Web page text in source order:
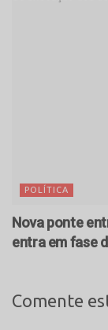
POLÍTICA
Nova ponte
entra em fase
Comente